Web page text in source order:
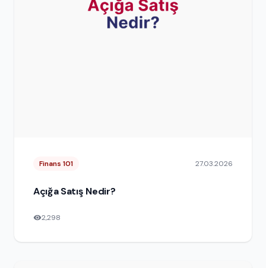
Finans 101 27.03.2026
Açığa Satış Nedir?
2,298